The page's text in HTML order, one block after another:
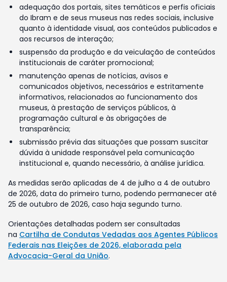
adequação dos portais, sites temáticos e perfis oficiais
do Ibram e de seus museus nas redes sociais, inclusive
quanto à identidade visual, aos conteúdos publicados e
aos recursos de interação;
suspensão da produção e da veiculação de conteúdos
institucionais de caráter promocional;
manutenção apenas de notícias, avisos e
comunicados objetivos, necessários e estritamente
informativos, relacionados ao funcionamento dos
museus, à prestação de serviços públicos, à
programação cultural e às obrigações de
transparência;
submissão prévia das situações que possam suscitar
dúvida à unidade responsável pela comunicação
institucional e, quando necessário, à análise jurídica.
As medidas serão aplicadas de 4 de julho a 4 de outubro
de 2026, data do primeiro turno, podendo permanecer até
25 de outubro de 2026, caso haja segundo turno.
Orientações detalhadas podem ser consultadas
na Cartilha de Condutas Vedadas aos Agentes Públicos
Federais nas Eleições de 2026, elaborada pela
Advocacia-Geral da União.